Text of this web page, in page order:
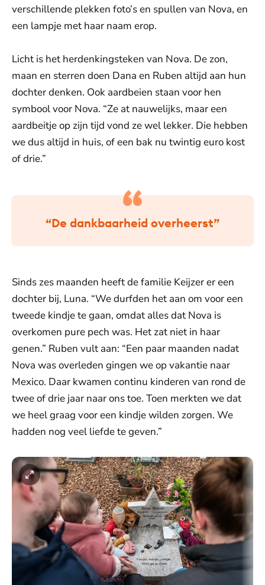
verschillende plekken foto’s en spullen van Nova, en
een lampje met haar naam erop.
Licht is het herdenkingsteken van Nova. De zon,
maan en sterren doen Dana en Ruben altijd aan hun
dochter denken. Ook aardbeien staan voor hen
symbool voor Nova. “Ze at nauwelijks, maar een
aardbeitje op zijn tijd vond ze wel lekker. Die hebben
we dus altijd in huis, of een bak nu twintig euro kost
of drie.”
“De dankbaarheid overheerst”
Sinds zes maanden heeft de familie Keijzer er een
dochter bij, Luna. “We durfden het aan om voor een
tweede kindje te gaan, omdat alles dat Nova is
overkomen pure pech was. Het zat niet in haar
genen.” Ruben vult aan: “Een paar maanden nadat
Nova was overleden gingen we op vakantie naar
Mexico. Daar kwamen continu kinderen van rond de
twee of drie jaar naar ons toe. Toen merkten we dat
we heel graag voor een kindje wilden zorgen. We
hadden nog veel liefde te geven.”